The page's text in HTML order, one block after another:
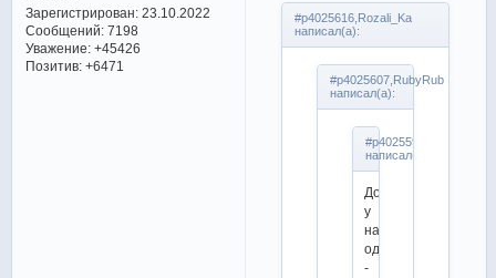
Зарегистрирован: 23.10.2022
Сообщений:7198
Уважение: +45426
Позитив: +6471
#p4025616,Rozali_Ka
написал(а):
#p4025607,RubyRub
написал(а):
#p4025598,aleksey71
написал(а):
Дорога
у
нас
одна
-